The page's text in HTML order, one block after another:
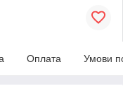
Оплата Умови